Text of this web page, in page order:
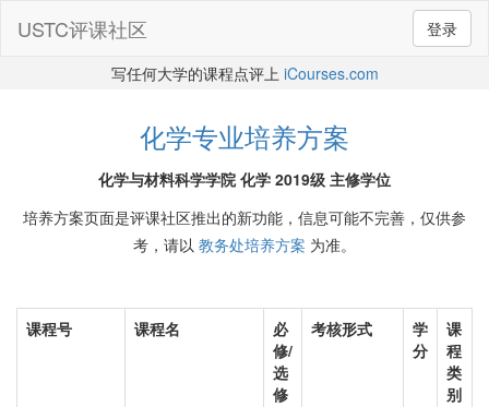
登录
USTC评课社区
写任何大学的课程点评上 iCourses.com
化学专业培养方案
化学与材料科学学院 化学 2019级 主修学位
培养方案页面是评课社区推出的新功能，信息可能不完善，仅供参
考，请以 教务处培养方案 为准。
课程号 课程名
必
修/
选
修
考核形式
学
分
课
程
类
别